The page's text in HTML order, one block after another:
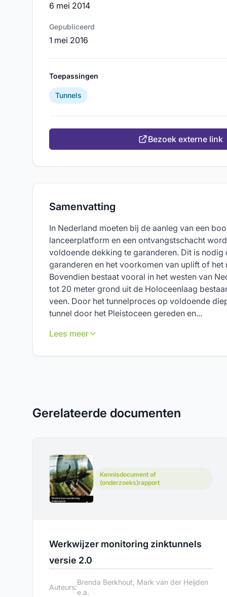
6 mei 2014
Gepubliceerd
1 mei 2016
Toepassingen
Tunnels
Bezoek externe link
Samenvatting
In Nederland moeten bij de aanleg van een
lanceerplatform en een ontvangstschacht
voldoende dekking te garanderen. Dit is nodig
garanderen en het voorkomen van uplift of het
Bovendien bestaat vooral in het westen van
tot 20 meter grond uit de Holoceenlaag
veen. Door het tunnelproces op voldoende
tunnel door het Pleistoceen gereden en...
Lees meer
Gerelateerde documenten
Kennisdocument of
(onderzoeks)rapport
Werkwijzer monitoring zinktunnels
versie 2.0
Auteurs:
Brenda Berkhout, Mark van der Heijden
e.a.